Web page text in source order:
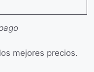
mejores precios.